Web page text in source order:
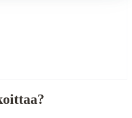
specific topics